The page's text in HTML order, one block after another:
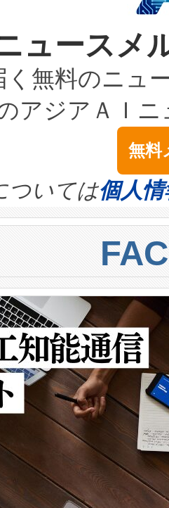
性もあります
4億ドルかか
（CEO）であ
connected
ば、6,000万
率性は、フェ
可能な電力容
献します。こ
約（SLA）違
化によるダウ
タセンターが
provides a
for AI
battery
は、ai&のAI
合、試運転、
データを監視
ットにより、
かなディテー
囲を検出
ザーを搭載。
実現すること
ードでは、
出でき、これ
メートルに
％のターゲッ
検知距離は
1キロメート
を監視でき、
を簡素化でき
のFOVオプシ
ルモード、長
て使用するこ
ュース
く無料のニュ
アジアＡＩ
無料
ついては個人